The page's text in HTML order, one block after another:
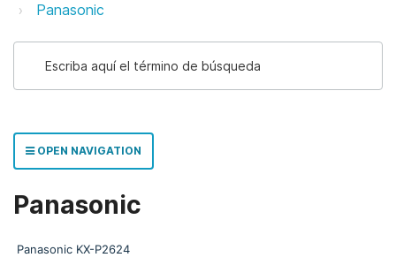
Panasonic
OPEN NAVIGATION
Panasonic
Panasonic KX-P2624